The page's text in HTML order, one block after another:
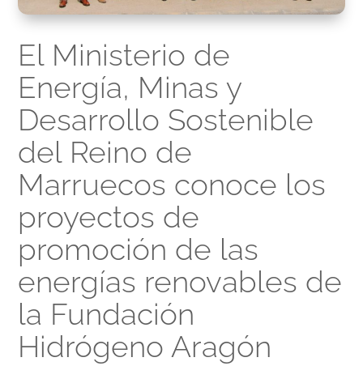
El Ministerio de
Energía, Minas y
Desarrollo Sostenible
del Reino de
Marruecos conoce los
proyectos de
promoción de las
energías renovables de
la Fundación
Hidrógeno Aragón